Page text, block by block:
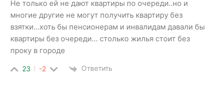
Не только ей не дают квартиры по очереди..но и
многие другие не могут получить квартиру без
взятки…хоть бы пенсионерам и инвалидам давали бы
квартиры без очереди… столько жилья стоит без
проку в городе
23 -2 Ответить